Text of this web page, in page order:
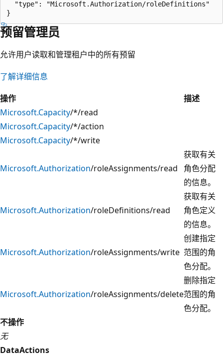
  "type": "Microsoft.Authorization/roleDefinitions"
预留管理员
允许用户读取和管理租户中的所有预留
了解详细信息
操作
描述
Microsoft.Capacity/*/read
Microsoft.Capacity/*/action
Microsoft.Capacity/*/write
Microsoft.Authorization/roleAssignments/read
获取有关
角色分配
的信息。
Microsoft.Authorization/roleDefinitions/read
获取有关
角色定义
的信息。
Microsoft.Authorization/roleAssignments/write
创建指定
范围的角
色分配。
Microsoft.Authorization/roleAssignments/delete
删除指定
范围的角
色分配。
不操作
无
DataActions